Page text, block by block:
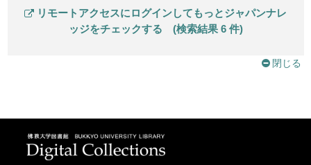
リモートアクセスにログインしてもっとジャパンナレ
ッジをチェックする (検索結果 6 件)
閉じる